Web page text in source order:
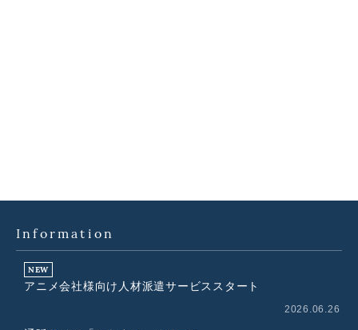
Information
NEW
アニメ会社様向け人材派遣サービススタート
2026.06.26